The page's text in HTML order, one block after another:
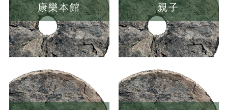
康樂本館 親子